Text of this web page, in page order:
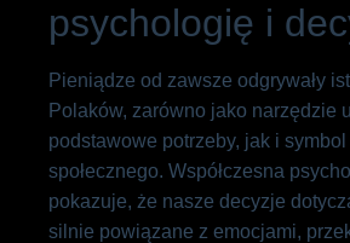
psychologię i
Pieniądze od zawsze odgrywały
Polaków, zarówno jako narzędzie
podstawowe potrzeby, jak i symbol
społecznego. Współczesna
pokazuje, że nasze decyzje
silnie powiązane z emocjami,